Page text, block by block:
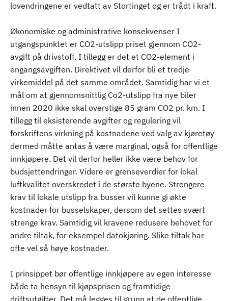
lovendringene er vedtatt av Stortinget og er trådt i kraft.
Økonomiske og administrative konsekvenser I
utgangspunktet er CO2-utslipp priset gjennom CO2-
avgift på drivstoff. I tillegg er det et CO2-element i
engangsavgiften. Direktivet vil derfor bli et tredje
virkemiddel på det samme området. Samtidig har vi et
mål om at gjennomsnittlig Co2-utslipp fra nye biler
innen 2020 ikke skal overstige 85 gram CO2 pr. km. I
tillegg til eksisterende avgifter og regulering vil
forskriftens virkning på kostnadene ved valg av kjøretøy
dermed måtte antas å være marginal, også for offentlige
innkjøpere. Det vil derfor heller ikke være behov for
budsjettendringer. Videre er grenseverdier for lokal
luftkvalitet overskredet i de største byene. Strengere
krav til lokale utslipp fra busser vil kunne gi økte
kostnader for busselskaper, dersom det settes svært
strenge krav. Samtidig vil kravene redusere behovet for
andre tiltak, for eksempel datokjøring. Slike tiltak har
ofte vel så høye kostnader.
I prinsippet bør offentlige innkjøpere av egen interesse
både ta hensyn til kjøpsprisen og framtidige
driftsutgifter. Det må legges til grunn at de offentlige